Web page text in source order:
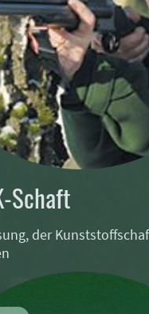
Schaft
der